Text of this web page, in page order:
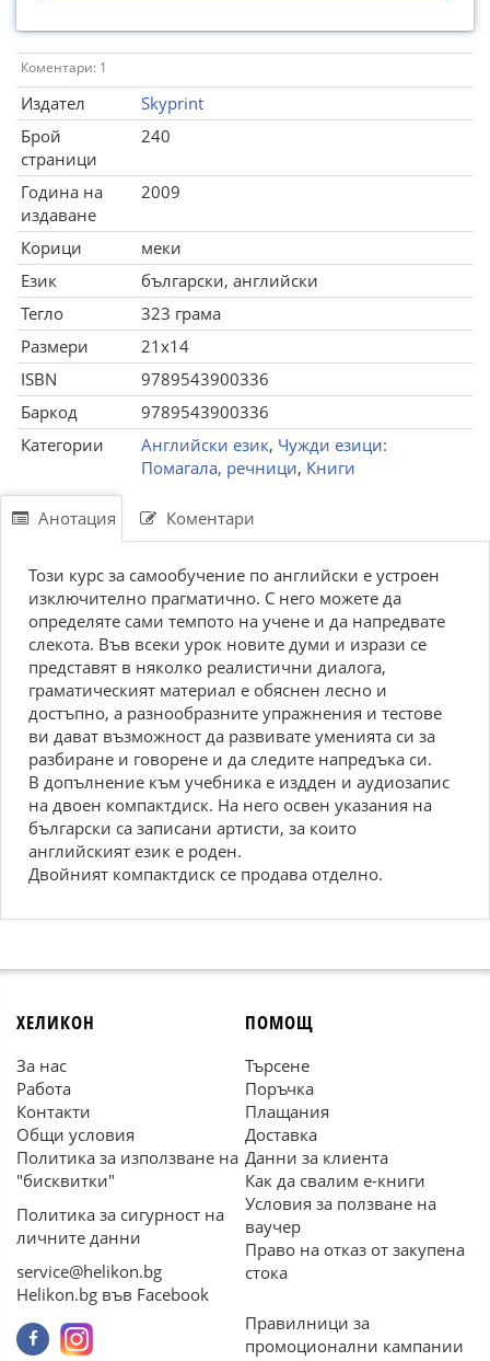
Коментари: 1
Издател
Skyprint
Брой
страници
240
Година на
издаване
2009
Корици
меки
Език
български, английски
Тегло
323 грама
Размери
21x14
ISBN
9789543900336
Баркод
9789543900336
Категории
Английски език, Чужди езици:
Помагала, речници, Книги
Анотация Коментари
Този курс за самообучение по английски е устроен
изключително прагматично. С него можете да
определяте сами темпото на учене и да напредвате
слекота. Във всеки урок новите думи и изрази се
представят в няколко реалистични диалога,
граматическият материал е обяснен лесно и
достъпно, а разнообразните упражнения и тестове
ви дават възможност да развивате уменията си за
разбиране и говорене и да следите напредъка си.
В допълнение към учебника е издден и аудиозапис
на двоен компактдиск. На него освен указания на
български са записани артисти, за които
английският език е роден.
Двойният компактдиск се продава отделно.
ХЕЛИКОН
За нас
Работа
Контакти
Общи условия
Политика за използване на
"бисквитки"
Политика за сигурност на
личните данни
service@helikon.bg
Helikon.bg във Facebook
ПОМОЩ
Търсене
Поръчка
Плащания
Доставка
Данни за клиента
Как да свалим е-книги
Условия за ползване на
ваучер
Право на отказ от закупена
стока
Правилници за
промоционални кампании